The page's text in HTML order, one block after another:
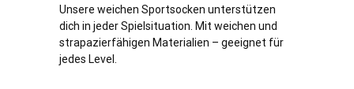
Unsere weichen Sportsocken unterstützen
dich in jeder Spielsituation. Mit weichen und
strapazierfähigen Materialien – geeignet für
jedes Level.